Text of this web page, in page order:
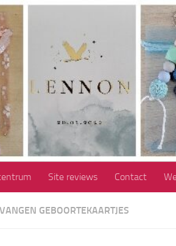
Site reviews Contact
GEBOORTEKAARTJES